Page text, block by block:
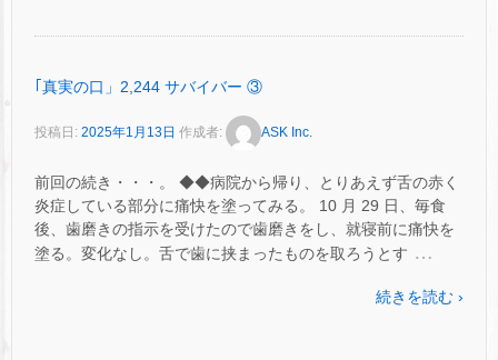
｢真実の口」2,244 サバイバー ③
投稿日: 2025年1月13日 作成者: ASK Inc.
前回の続き・・・。 ◆◆病院から帰り、とりあえず舌の赤く
炎症している部分に痛快を塗ってみる。 10 月 29 日、毎食
後、歯磨きの指示を受けたので歯磨きをし、就寝前に痛快を
塗る。変化なし。舌で歯に挟まったものを取ろうとす …
続きを読む ›